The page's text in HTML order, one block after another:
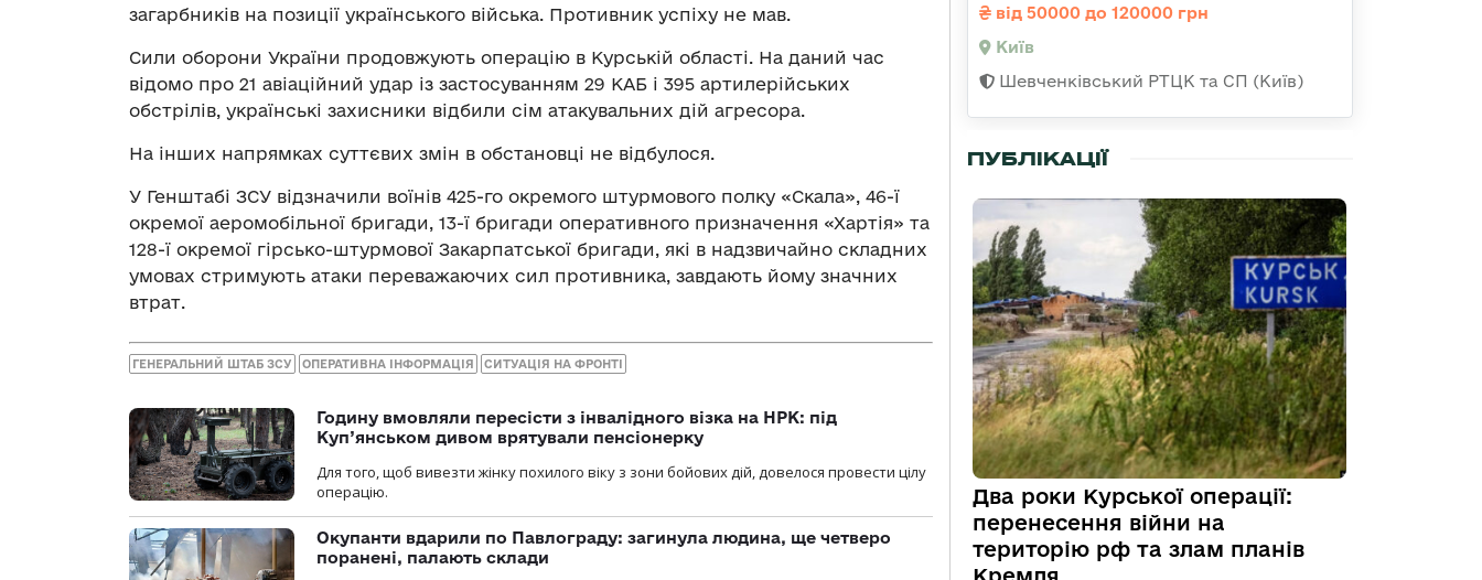
загарбників на позиції українського війська. Противник успіху не мав.
Сили оборони України продовжують операцію в Курській області. На даний час
відомо про 21 авіаційний удар із застосуванням 29 КАБ і 395 артилерійських
обстрілів, українські захисники відбили сім атакувальних дій агресора.
На інших напрямках суттєвих змін в обстановці не відбулося.
У Генштабі ЗСУ відзначили воїнів 425-го окремого штурмового полку «Скала», 46-ї
окремої аеромобільної бригади, 13-ї бригади оперативного призначення «Хартія» та
128-ї окремої гірсько-штурмової Закарпатської бригади, які в надзвичайно складних
умовах стримують атаки переважаючих сил противника, завдають йому значних
втрат.
ГЕНЕРАЛЬНИЙ ШТАБ ЗСУ ОПЕРАТИВНА ІНФОРМАЦІЯ СИТУАЦІЯ НА ФРОНТІ
Годину вмовляли пересісти з інвалідного візка на НРК: під
Куп’янськом дивом врятували пенсіонерку
Для того, щоб вивезти жінку похилого віку з зони бойових дій, довелося провести цілу
операцію.
Окупанти вдарили по Павлограду: загинула людина, ще четверо
поранені, палають склади
від 50000 до 120000 грн
Київ
Шевченківський РТЦК та СП (Київ)
ПУБЛІКАЦІЇ
Два роки Курської операції:
перенесення війни на
територію рф та злам планів